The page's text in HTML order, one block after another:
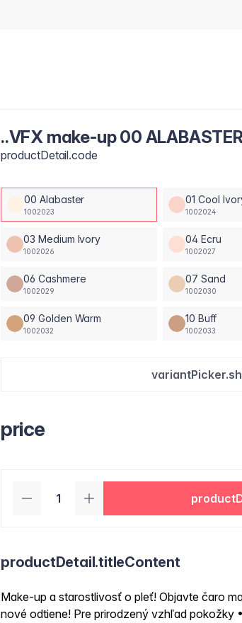
..VFX make-up 00
productDetail.code
00 Alabaster
1002023
01 Cool
1002024
03 Medium Ivory
1002026
04 Ecru
1002027
06 Cashmere
1002029
07 Sand
1002030
09 Golden Warm
1002032
10 Buff
1002033
price
productDetail.titleContent
Make-up a starostlivosť o pleť! Objavte čaro
nové odtiene! Pre prirodzený vzhľad pokožky